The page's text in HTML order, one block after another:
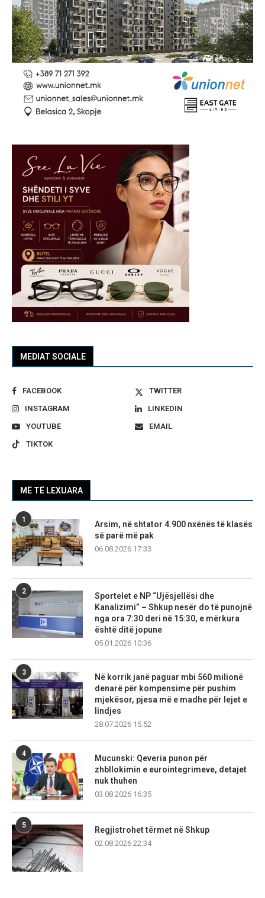
MEDIAT SOCIALE
FACEBOOK
TWITTER
INSTAGRAM
LINKEDIN
YOUTUBE
EMAIL
TIKTOK
MË TË LEXUARA
1
Arsim, në shtator 4.900 nxënës të klasës
së parë më pak
06.08.2026 17:33
2
Sportelet e NP “Ujësjellësi dhe
Kanalizimi” – Shkup nesër do të punojnë
nga ora 7:30 deri në 15:30, e mërkura
është ditë jopune
05.01.2026 10:36
3
Në korrik janë paguar mbi 560 milionë
denarë për kompensime për pushim
mjekësor, pjesa më e madhe për lejet e
lindjes
28.07.2026 15:52
4
Mucunski: Qeveria punon për
zhbllokimin e eurointegrimeve, detajet
nuk thuhen
03.08.2026 16:35
5
Regjistrohet tërmet në Shkup
02.08.2026 22:34